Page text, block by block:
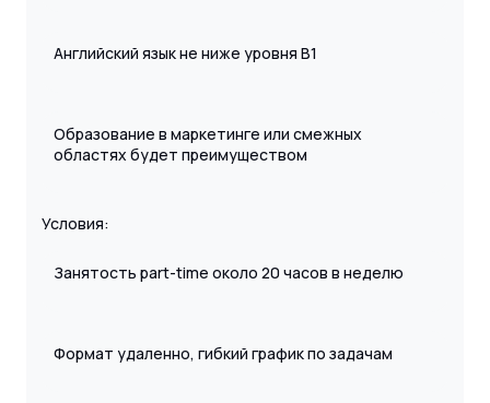
Английский язык не ниже уровня B1
Образование в маркетинге или смежных
областях будет преимуществом
Условия:
Занятость part-time около 20 часов в неделю
Формат удаленно, гибкий график по задачам